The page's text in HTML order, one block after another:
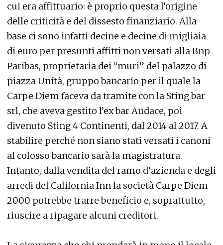
cui era affittuario: è proprio questa l’origine
delle criticità e del dissesto finanziario. Alla
base ci sono infatti decine e decine di migliaia
di euro per presunti affitti non versati alla Bnp
Paribas, proprietaria dei “muri” del palazzo di
piazza Unità, gruppo bancario per il quale la
Carpe Diem faceva da tramite con la Sting bar
srl, che aveva gestito l’ex bar Audace, poi
divenuto Sting 4 Continenti, dal 2014 al 2017. A
stabilire perché non siano stati versati i canoni
al colosso bancario sarà la magistratura.
Intanto, dalla vendita del ramo d’azienda e degli
arredi del California Inn la società Carpe Diem
2000 potrebbe trarre beneficio e, soprattutto,
riuscire a ripagare alcuni creditori.